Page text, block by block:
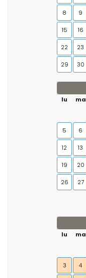
8 9
15 16
22 23
29 30
lu
ma
5 6
12 13
19 20
26 27
lu
ma
3 4